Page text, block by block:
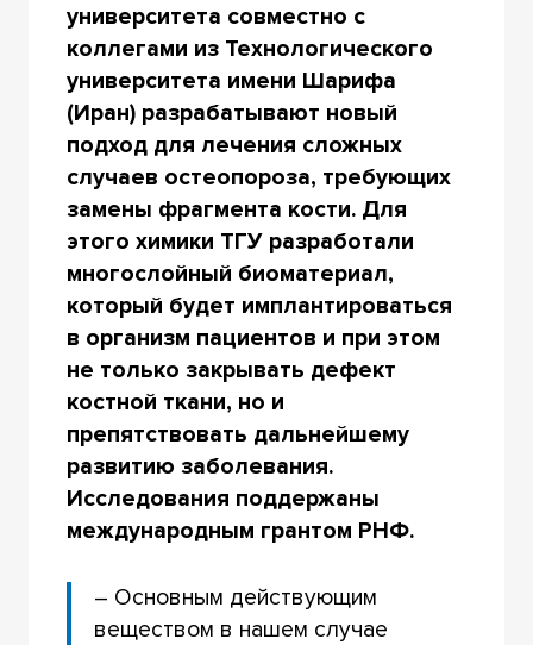
университета совместно с
коллегами из Технологического
университета имени Шарифа
(Иран) разрабатывают новый
подход для лечения сложных
случаев остеопороза, требующих
замены фрагмента кости. Для
этого химики ТГУ разработали
многослойный биоматериал,
который будет имплантироваться
в организм пациентов и при этом
не только закрывать дефект
костной ткани, но и
препятствовать дальнейшему
развитию заболевания.
Исследования поддержаны
международным грантом РНФ.
– Основным действующим
веществом в нашем случае